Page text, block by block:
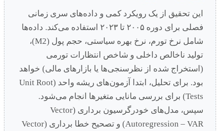
این تحقیق از یک رویکرد کمی و داده‌های سری زمانی
فصلی برای دوره ۲۰۰۵ تا ۲۰۲۳ استفاده می‌کند. داده‌ها
شامل نرخ تورم، نرخ بهره سیاستی، حجم پول (M2)،
تولید ناخالص داخلی و شاخص انتظارات تورمی
(استخراج شده از نظرسنجی‌ها یا بازارهای مالی) خواهد
بود. برای تحلیل، ابتدا آزمون‌های ریشه واحد (Unit Root
Tests) برای بررسی مانایی متغیرها انجام می‌شود.
سپس، مدل‌های خودرگرسیون برداری (Vector
Autoregression – VAR) و تصحیح خطا برداری (Vector